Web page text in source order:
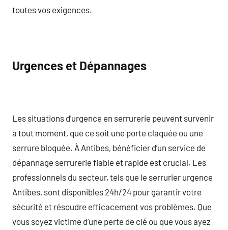
toutes vos exigences.
Urgences et Dépannages
Les situations d’urgence en serrurerie peuvent survenir
à tout moment, que ce soit une porte claquée ou une
serrure bloquée. À Antibes, bénéficier d’un service de
dépannage serrurerie fiable et rapide est crucial. Les
professionnels du secteur, tels que le serrurier urgence
Antibes, sont disponibles 24h/24 pour garantir votre
sécurité et résoudre efficacement vos problèmes. Que
vous soyez victime d’une perte de clé ou que vous ayez